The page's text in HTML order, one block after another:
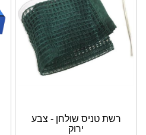
רשת טניס שולחן - צבע
ירוק